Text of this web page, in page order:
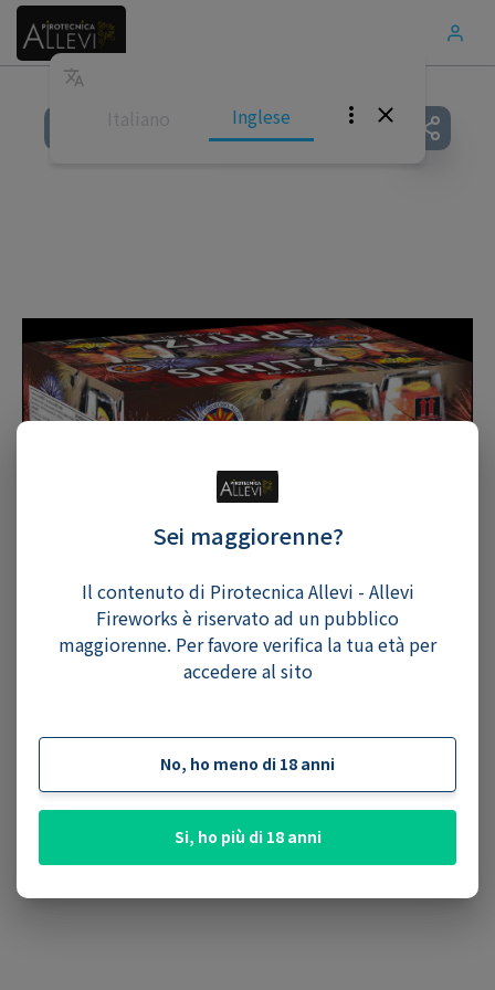
Sei maggiorenne?
Il contenuto di Pirotecnica Allevi - Allevi
Fireworks è riservato ad un pubblico
maggiorenne. Per favore verifica la tua età per
accedere al sito
No, ho meno di 18 anni
Si, ho più di 18 anni
Italiano Inglese